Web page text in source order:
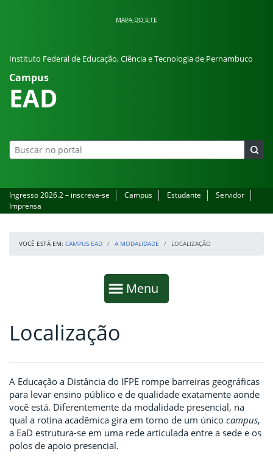
MAPA DO SITE
Instituto Federal de Educação, Ciência e Tecnologia de Pernambuco
Campus
EAD
Ingresso 2026.2 – inscreva-se Campus Estudante
Servidor
Imprensa
VOCÊ ESTÁ EM: CAMPUS EAD A MODALIDADE LOCALIZAÇÃO
Mostrar
Menu
Fim da navegação
Início do conteúdo
Localização
A Educação a Distância do IFPE rompe barreiras geográficas
para levar ensino público e de qualidade exatamente aonde
você está. Diferentemente da modalidade presencial, na
qual a rotina acadêmica gira em torno de um único campus,
a EaD estrutura-se em uma rede articulada entre a sede e os
polos de apoio presencial.